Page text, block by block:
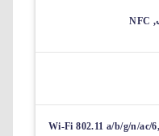
Wi-Fi 802.11 a/b/g/n/ac/